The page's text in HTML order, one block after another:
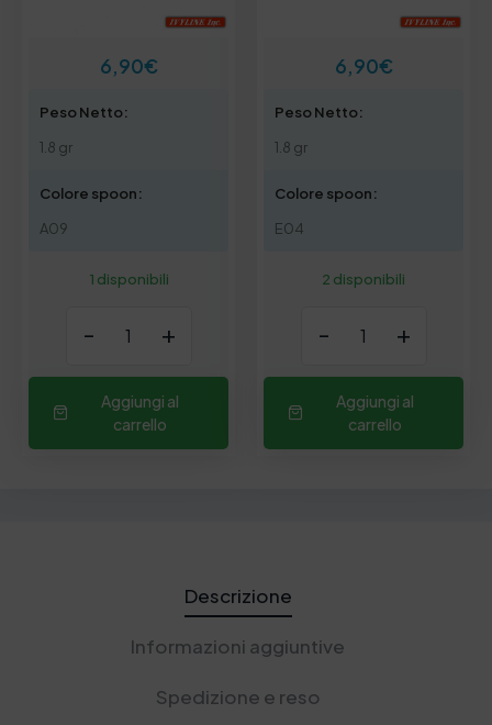
6,90€
Peso Netto:
1.8 gr
Colore spoon:
A09
1 disponibili
- +
Aggiungi al
carrello
6,90€
Peso Netto:
1.8 gr
Colore spoon:
E04
2 disponibili
- +
Aggiungi al
carrello
Descrizione
Informazioni aggiuntive
Spedizione e reso